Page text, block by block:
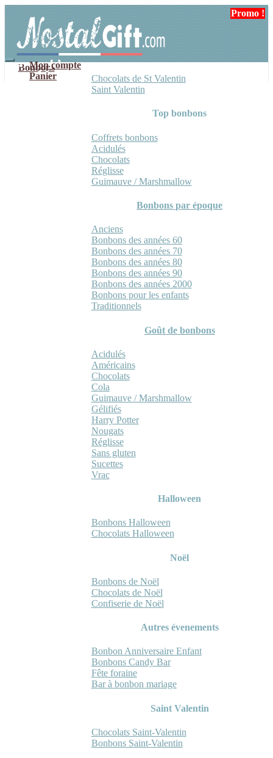
navigation
contenu
Mon compte
Panier
Bonbons
Chocolats de St Valentin
Saint Valentin
Top bonbons
Coffrets bonbons
Acidulés
Chocolats
Réglisse
Guimauve / Marshmallow
Bonbons par époque
Anciens
Bonbons des années 60
Bonbons des années 70
Bonbons des années 80
Bonbons des années 90
Bonbons des années 2000
Bonbons pour les enfants
Traditionnels
Goût de bonbons
Acidulés
Américains
Chocolats
Cola
Guimauve / Marshmallow
Gélifiés
Harry Potter
Nougats
Réglisse
Sans gluten
Sucettes
Vrac
Halloween
Bonbons Halloween
Chocolats Halloween
Noël
Bonbons de Noël
Chocolats de Noël
Confiserie de Noël
Autres évenements
Bonbon Anniversaire Enfant
Bonbons Candy Bar
Fête foraine
Bar à bonbon mariage
Saint Valentin
Chocolats Saint-Valentin
Bonbons Saint-Valentin
Promo !